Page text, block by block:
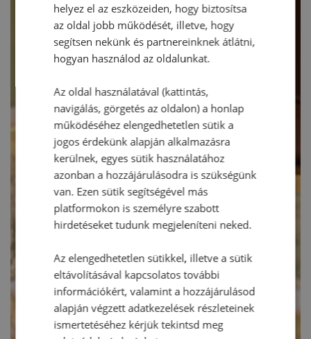
helyez el az eszközeiden, hogy biztosítsa
az oldal jobb működését, illetve, hogy
segítsen nekünk és partnereinknek átlátni,
hogyan használod az oldalunkat.
Az oldal használatával (kattintás,
navigálás, görgetés az oldalon) a honlap
működéséhez elengedhetetlen sütik a
jogos érdekünk alapján alkalmazásra
kerülnek, egyes sütik használatához
azonban a hozzájárulásodra is szükségünk
van. Ezen sütik segítségével más
platformokon is személyre szabott
hirdetéseket tudunk megjeleníteni neked.
Az elengedhetetlen sütikkel, illetve a sütik
eltávolításával kapcsolatos további
információkért, valamint a hozzájárulásod
alapján végzett adatkezelések részleteinek
ismertetéséhez kérjük tekintsd meg